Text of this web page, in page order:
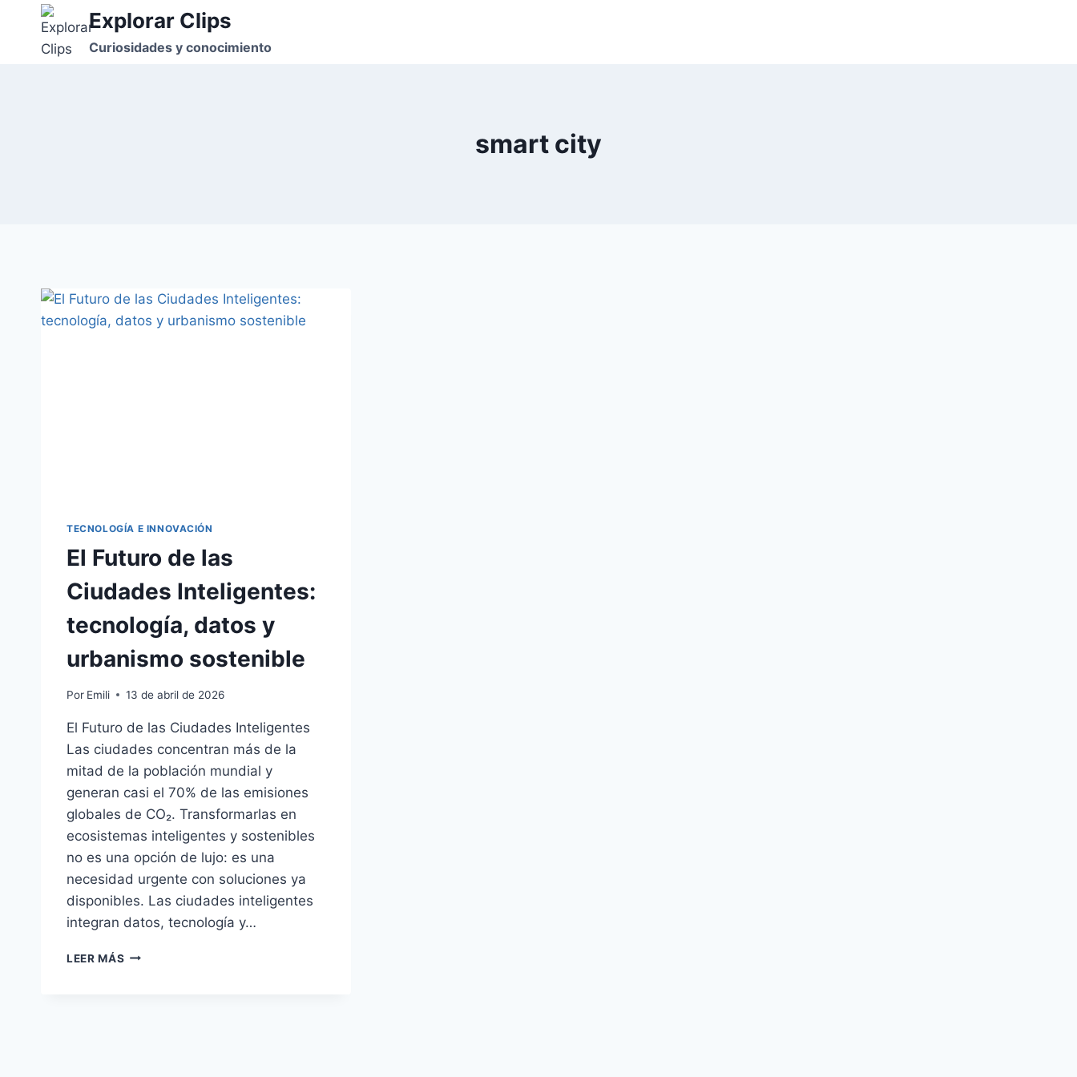
contenido
Explorar Clips
Curiosidades y conocimiento
smart city
TECNOLOGÍA E INNOVACIÓN
El Futuro de las
Ciudades Inteligentes:
tecnología, datos y
urbanismo sostenible
Por Emili 13 de abril de 2026
El Futuro de las Ciudades Inteligentes
Las ciudades concentran más de la
mitad de la población mundial y
generan casi el 70% de las emisiones
globales de CO₂. Transformarlas en
ecosistemas inteligentes y sostenibles
no es una opción de lujo: es una
necesidad urgente con soluciones ya
disponibles. Las ciudades inteligentes
integran datos, tecnología y…
LEER MÁS EL